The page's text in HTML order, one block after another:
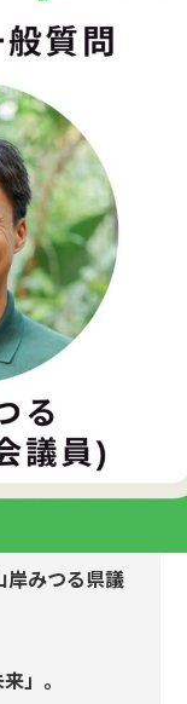
岸みつる県議
」。